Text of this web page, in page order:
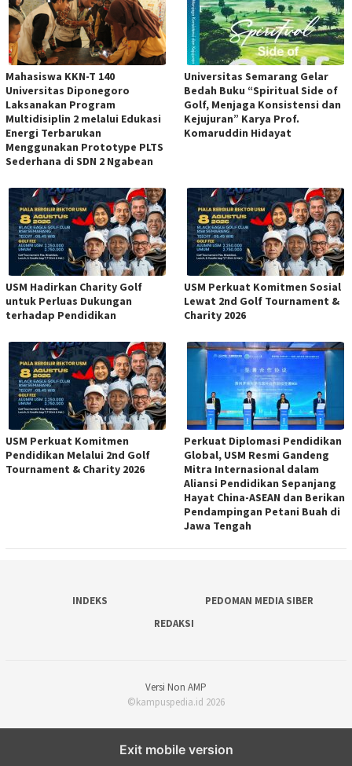
Mahasiswa KKN-T 140
Universitas Diponegoro
Laksanakan Program
Multidisiplin 2 melalui Edukasi
Energi Terbarukan
Menggunakan Prototype PLTS
Sederhana di SDN 2 Ngabean
Universitas Semarang Gelar
Bedah Buku “Spiritual Side of
Golf, Menjaga Konsistensi dan
Kejujuran” Karya Prof.
Komaruddin Hidayat
USM Hadirkan Charity Golf
untuk Perluas Dukungan
terhadap Pendidikan
USM Perkuat Komitmen Sosial
Lewat 2nd Golf Tournament &
Charity 2026
USM Perkuat Komitmen
Pendidikan Melalui 2nd Golf
Tournament & Charity 2026
Perkuat Diplomasi Pendidikan
Global, USM Resmi Gandeng
Mitra Internasional dalam
Aliansi Pendidikan Sepanjang
Hayat China-ASEAN dan Berikan
Pendampingan Petani Buah di
Jawa Tengah
INDEKS
PEDOMAN MEDIA SIBER
REDAKSI
Versi Non AMP
©kampuspedia.id 2026
Exit mobile version